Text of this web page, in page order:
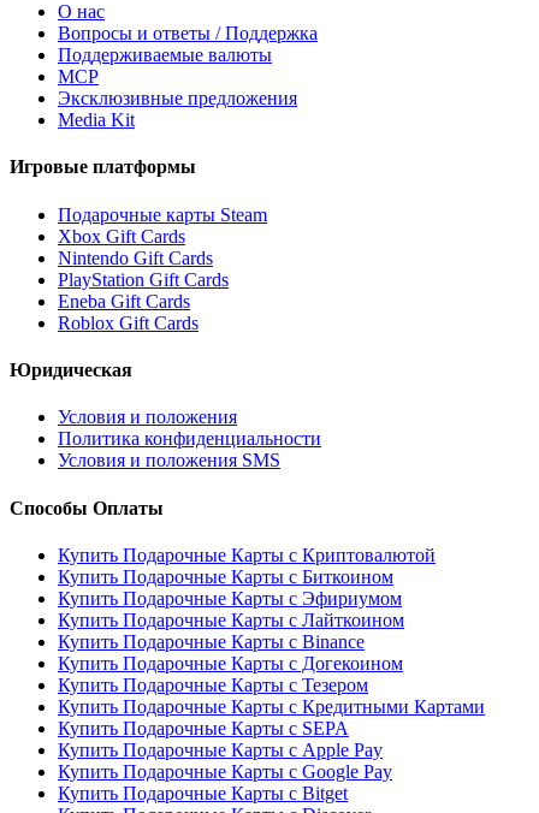
О нас
Вопросы и ответы / Поддержка
Поддерживаемые валюты
MCP
Эксклюзивные предложения
Media Kit
Игровые платформы
Подарочные карты Steam
Xbox Gift Cards
Nintendo Gift Cards
PlayStation Gift Cards
Eneba Gift Cards
Roblox Gift Cards
Юридическая
Условия и положения
Политика конфиденциальности
Условия и положения SMS
Способы Оплаты
Купить Подарочные Карты с Криптовалютой
Купить Подарочные Карты с Биткоином
Купить Подарочные Карты с Эфириумом
Купить Подарочные Карты с Лайткоином
Купить Подарочные Карты с Binance
Купить Подарочные Карты с Догекоином
Купить Подарочные Карты с Тезером
Купить Подарочные Карты с Кредитными Картами
Купить Подарочные Карты с SEPA
Купить Подарочные Карты с Apple Pay
Купить Подарочные Карты с Google Pay
Купить Подарочные Карты с Bitget